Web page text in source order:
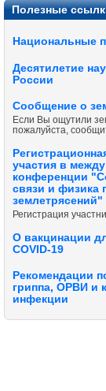
Полезные
Национальные
Десятилетие
России
Сообщение о
Если Вы ощутили
пожалуйста,
участия в
конференции
связи и физика
землетрясений"
Регистрация
О вакцинации
COVID-19
Рекомендации
гриппа, ОРВИ и
инфекции